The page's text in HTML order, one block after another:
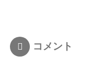
コメント